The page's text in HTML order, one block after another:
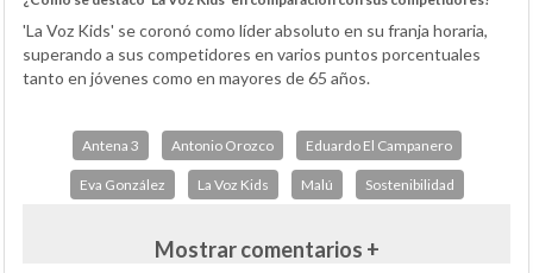
'La Voz Kids' se coronó como líder absoluto en su franja horaria,
superando a sus competidores en varios puntos porcentuales
tanto en jóvenes como en mayores de 65 años.
Antena 3 Antonio Orozco Eduardo El Campanero
Eva González La Voz Kids Malú Sostenibilidad
Mostrar comentarios +